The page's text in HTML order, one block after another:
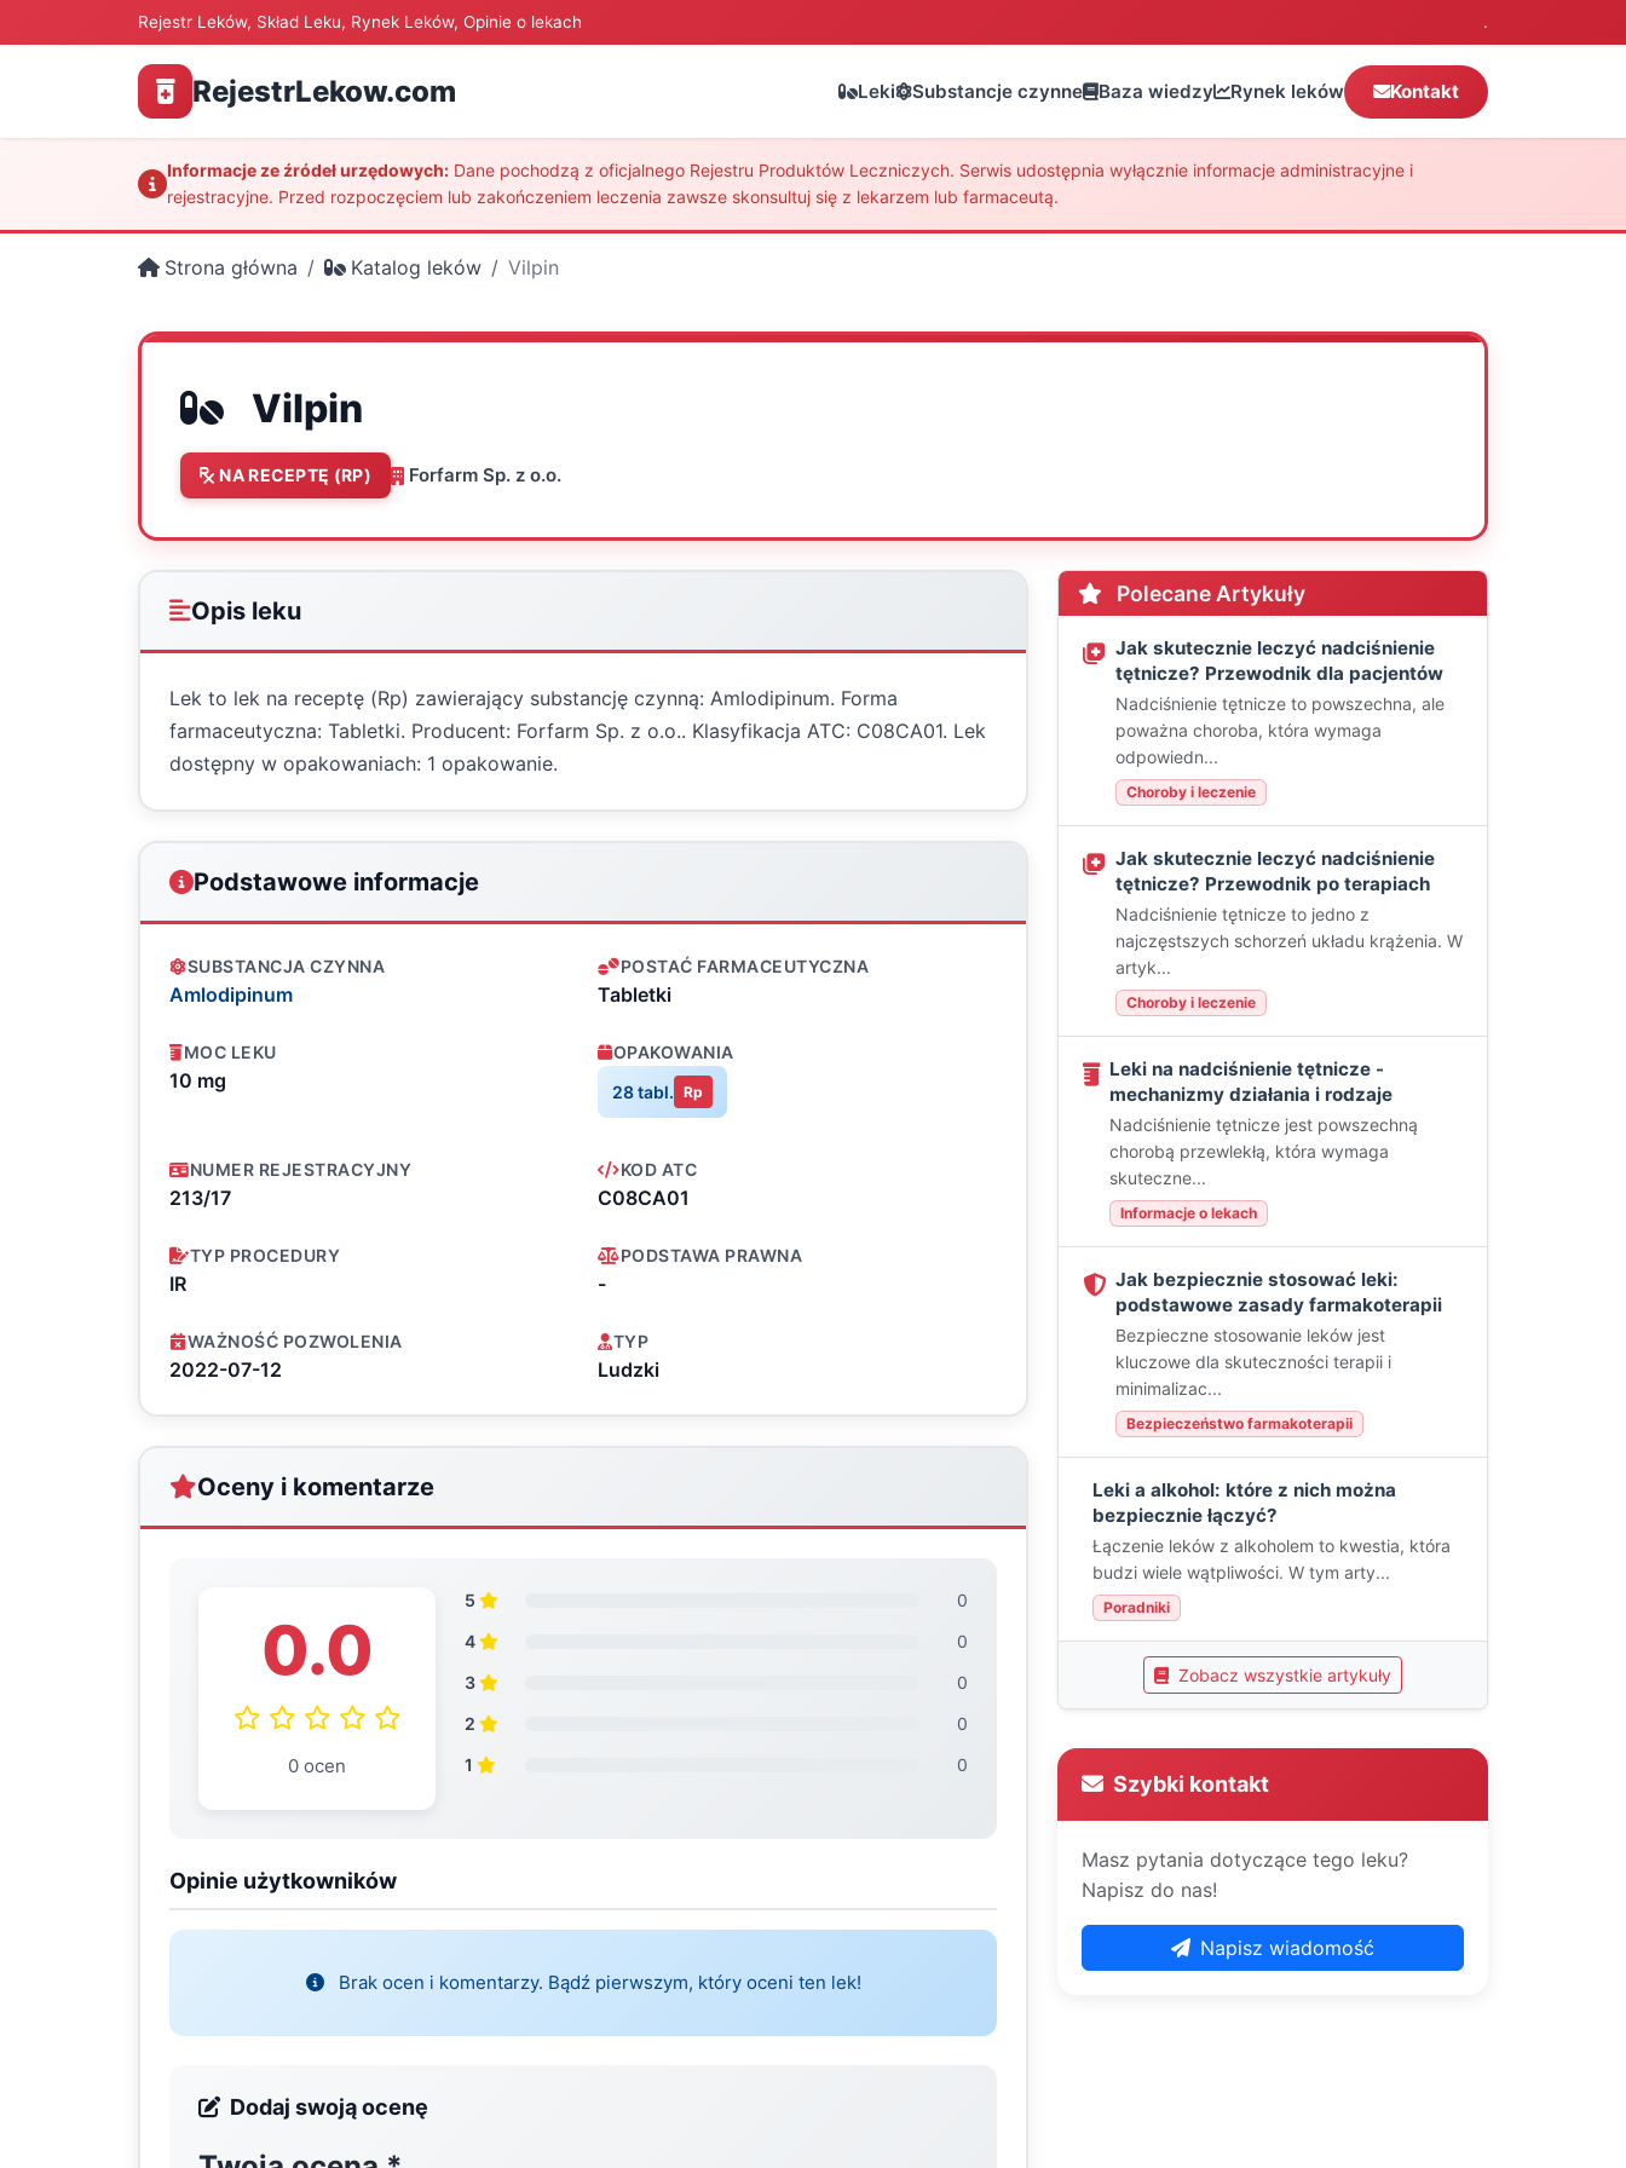
Rejestr Leków, Skład Leku, Rynek Leków, Opinie o lekach .
RejestrLekow.com Leki Substancje czynne Baza wiedzy Rynek leków Kontakt
Informacje ze źródeł urzędowych: Dane pochodzą z oficjalnego Rejestru Produktów Leczniczych. Serwis udostępnia wyłącznie informacje administracyjne i
rejestracyjne. Przed rozpoczęciem lub zakończeniem leczenia zawsze skonsultuj się z lekarzem lub farmaceutą.
Strona główna Katalog leków Vilpin
Vilpin
NA RECEPTĘ (RP) Forfarm Sp. z o.o.
Opis leku
Lek to lek na receptę (Rp) zawierający substancję czynną: Amlodipinum. Forma
farmaceutyczna: Tabletki. Producent: Forfarm Sp. z o.o.. Klasyfikacja ATC: C08CA01. Lek
dostępny w opakowaniach: 1 opakowanie.
Podstawowe informacje
SUBSTANCJA CZYNNA
Amlodipinum
POSTAĆ FARMACEUTYCZNA
Tabletki
MOC LEKU
10 mg
OPAKOWANIA
28 tabl. Rp
NUMER REJESTRACYJNY
213/17
KOD ATC
C08CA01
TYP PROCEDURY
IR
PODSTAWA PRAWNA
-
WAŻNOŚĆ POZWOLENIA
2022-07-12
TYP
Ludzki
Oceny i komentarze
0.0
0 ocen
5
0
4
0
3
0
2
0
1
0
Opinie użytkowników
Brak ocen i komentarzy. Bądź pierwszym, który oceni ten lek!
Dodaj swoją ocenę
Polecane Artykuły
Jak skutecznie leczyć nadciśnienie
tętnicze? Przewodnik dla pacjentów
Nadciśnienie tętnicze to powszechna, ale
poważna choroba, która wymaga
odpowiedn...
Choroby i leczenie
Jak skutecznie leczyć nadciśnienie
tętnicze? Przewodnik po terapiach
Nadciśnienie tętnicze to jedno z
najczęstszych schorzeń układu krążenia. W
artyk...
Choroby i leczenie
Leki na nadciśnienie tętnicze -
mechanizmy działania i rodzaje
Nadciśnienie tętnicze jest powszechną
chorobą przewlekłą, która wymaga
skuteczne...
Informacje o lekach
Jak bezpiecznie stosować leki:
podstawowe zasady farmakoterapii
Bezpieczne stosowanie leków jest
kluczowe dla skuteczności terapii i
minimalizac...
Bezpieczeństwo farmakoterapii
Leki a alkohol: które z nich można
bezpiecznie łączyć?
Łączenie leków z alkoholem to kwestia, która
budzi wiele wątpliwości. W tym arty...
Poradniki
Zobacz wszystkie artykuły
Szybki kontakt
Masz pytania dotyczące tego leku?
Napisz do nas!
Napisz wiadomość